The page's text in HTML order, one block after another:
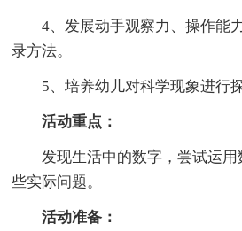
4、发展动手观察力、操作能
录方法。
5、培养幼儿对科学现象进行
活动重点：
发现生活中的数字，尝试运
些实际问题。
活动准备：